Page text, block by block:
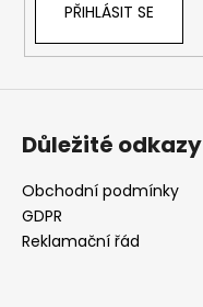
PŘIHLÁSIT SE
Důležité odkazy
Obchodní podmínky
GDPR
Reklamační řád